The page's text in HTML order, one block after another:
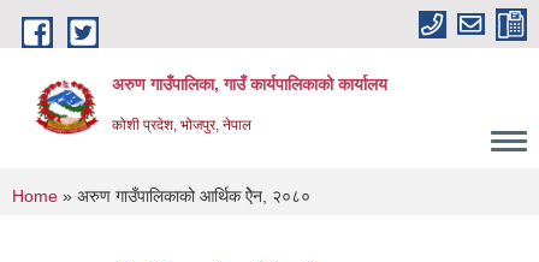
Skip to main content
अरुण गाउँपालिका, गाउँ कार्यपालिकाको कार्यालय
कोशी प्रदेश, भोजपुर, नेपाल
You are here
Home » अरुण गाउँपालिकाको आर्थिक ऐेन, २०८०